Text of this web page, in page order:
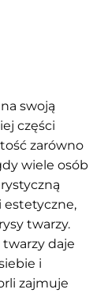
swoją
części
zarówno
wiele osób
estetyczne,
twarzy.
daje
i
zajmuje